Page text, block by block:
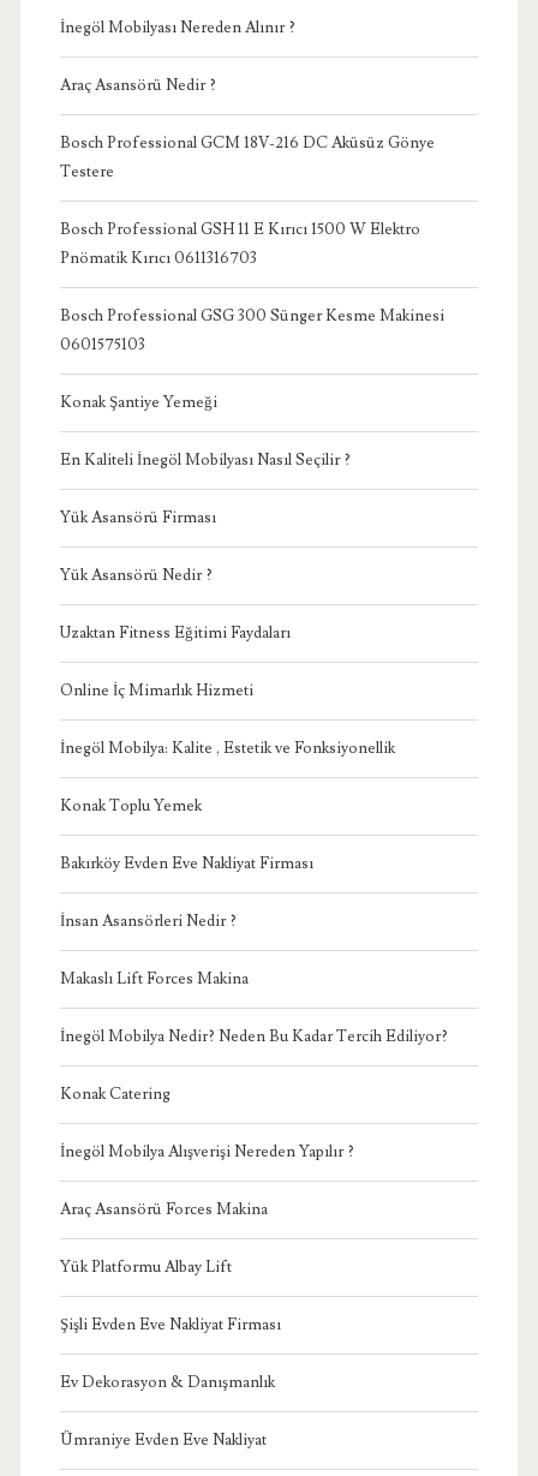
İnegöl Mobilyası Nereden Alınır ?
Araç Asansörü Nedir ?
Bosch Professional GCM 18V-216 DC Aküsüz Gönye
Testere
Bosch Professional GSH 11 E Kırıcı 1500 W Elektro
Pnömatik Kırıcı 0611316703
Bosch Professional GSG 300 Sünger Kesme Makinesi
0601575103
Konak Şantiye Yemeği
En Kaliteli İnegöl Mobilyası Nasıl Seçilir ?
Yük Asansörü Firması
Yük Asansörü Nedir ?
Uzaktan Fitness Eğitimi Faydaları
Online İç Mimarlık Hizmeti
İnegöl Mobilya: Kalite , Estetik ve Fonksiyonellik
Konak Toplu Yemek
Bakırköy Evden Eve Nakliyat Firması
İnsan Asansörleri Nedir ?
Makaslı Lift Forces Makina
İnegöl Mobilya Nedir? Neden Bu Kadar Tercih Ediliyor?
Konak Catering
İnegöl Mobilya Alışverişi Nereden Yapılır ?
Araç Asansörü Forces Makina
Yük Platformu Albay Lift
Şişli Evden Eve Nakliyat Firması
Ev Dekorasyon & Danışmanlık
Ümraniye Evden Eve Nakliyat